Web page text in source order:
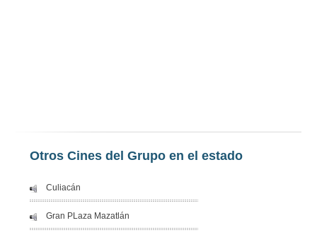
Otros Cines del Grupo en el estado
Culiacán
Gran PLaza Mazatlán